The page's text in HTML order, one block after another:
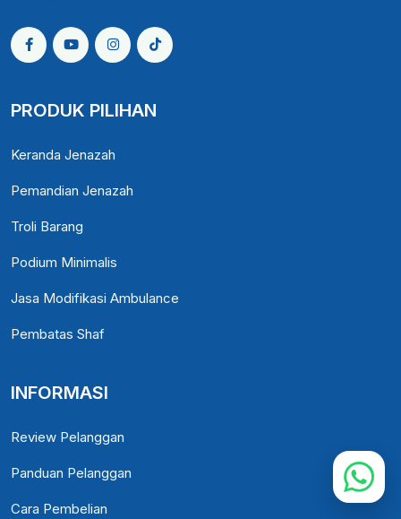
PRODUK PILIHAN
Keranda Jenazah
Pemandian Jenazah
Troli Barang
Podium Minimalis
Jasa Modifikasi Ambulance
Pembatas Shaf
INFORMASI
Review Pelanggan
Panduan Pelanggan
Cara Pembelian